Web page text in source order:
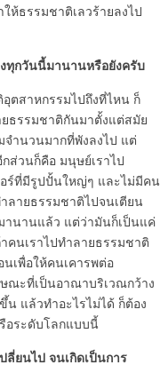
ห้ธรรมชาติเลวร้ายลงไป
ทุกวันนี้มานานหรือยังครับ
ตสาหกรรมไปถึงที่ไหน ก็
ธรรมชาติกันมาตั้งแต่สมัย
ำนวนมากที่พังลงไป แต่
ส่วนก็คือ มนุษย์เราไป
อร์ที่มีรูปปั้นใหญ่ๆ และไม่มีคน
ำลายธรรมชาติไปจนเตียน
านานแล้ว แต่ว่ามันก็เป็นแค่
คนเราไปทำลายธรรมชาติ
เพื่อให้คนเคารพต่อ
ณะที่เป็นอาณาบริเวณกว้าง
แล้วทำอะไรไม่ได้ ก็ต้อง
อระดับโลกแบบนี้
ยนไป จนเกิดเป็นการ